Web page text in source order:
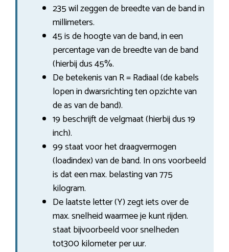
235 wil zeggen de breedte van de band in
millimeters.
45 is de hoogte van de band, in een
percentage van de breedte van de band
(hierbij dus 45%.
De betekenis van R = Radiaal (de kabels
lopen in dwarsrichting ten opzichte van
de as van de band).
19 beschrijft de velgmaat (hierbij dus 19
inch).
99 staat voor het draagvermogen
(loadindex) van de band. In ons voorbeeld
is dat een max. belasting van 775
kilogram.
De laatste letter (Y) zegt iets over de
max. snelheid waarmee je kunt rijden.
staat bijvoorbeeld voor snelheden
tot300 kilometer per uur.